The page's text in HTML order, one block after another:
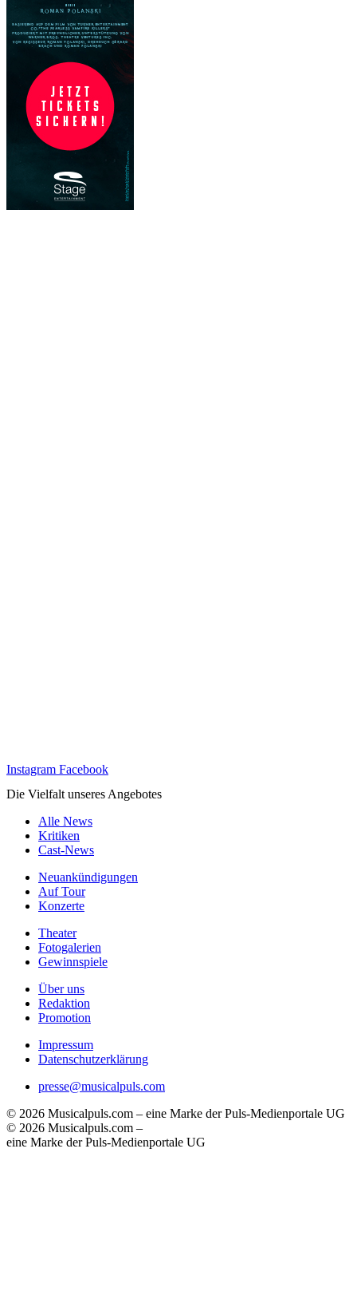
Instagram Facebook
Die Vielfalt unseres Angebotes
Alle News
Kritiken
Cast-News
Neuankündigungen
Auf Tour
Konzerte
Theater
Fotogalerien
Gewinnspiele
Über uns
Redaktion
Promotion
Impressum
Datenschutzerklärung
presse@musicalpuls.com
© 2026 Musicalpuls.com – eine Marke der Puls-Medienportale UG
© 2026 Musicalpuls.com –
eine Marke der Puls-Medienportale UG